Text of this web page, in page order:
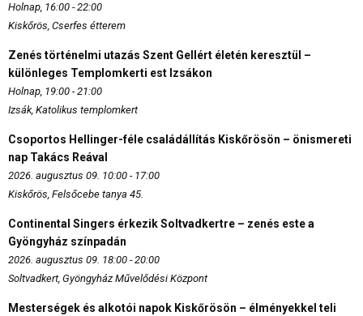
Holnap, 16:00 - 22:00
Kiskőrös, Cserfes étterem
Zenés történelmi utazás Szent Gellért életén keresztül –
különleges Templomkerti est Izsákon
Holnap, 19:00 - 21:00
Izsák, Katolikus templomkert
Csoportos Hellinger-féle családállítás Kiskőrösön – önismereti
nap Takács Reával
2026. augusztus 09. 10:00 - 17:00
Kiskőrös, Felsőcebe tanya 45.
Continental Singers érkezik Soltvadkertre – zenés este a
Gyöngyház színpadán
2026. augusztus 09. 18:00 - 20:00
Soltvadkert, Gyöngyház Művelődési Központ
Mesterségek és alkotói napok Kiskőrösön – élményekkel teli